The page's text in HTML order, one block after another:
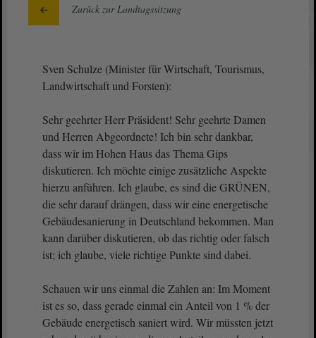
Zurück zur Landtagssitzung
Sven Schulze (Minister für Wirtschaft, Tourismus,
Landwirtschaft und Forsten):
Sehr geehrter Herr Präsident! Sehr geehrte Damen
und Herren Abgeordnete! Ich bin sehr dankbar,
dass wir im Hohen Haus das Thema Gips
diskutieren. Ich möchte einige zusätzliche Aspekte
hierzu anführen. Ich glaube, es sind die GRÜNEN,
die sehr darauf drängen, dass wir eine energetische
Gebäudesanierung in Deutschland bekommen. Man
kann darüber diskutieren, ob das richtig oder falsch
ist; ich glaube, viele richtige Punkte sind dabei.
Schauen wir uns einmal die Zahlen an: Im Moment
ist es so, dass gerade einmal ein Anteil von 1 % der
Gebäude energetisch saniert wird. Wir müssten jetzt